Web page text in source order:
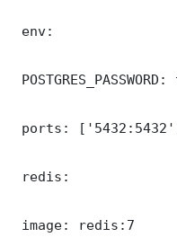
env:
ports:
redis:
image: redis:7